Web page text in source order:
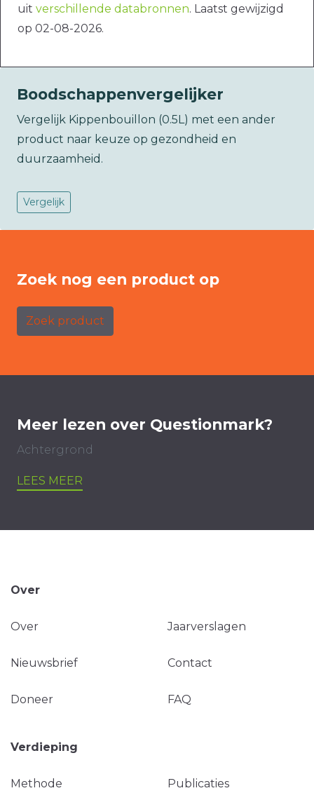
uit verschillende databronnen. Laatst gewijzigd
op 02-08-2026.
Boodschappenvergelijker
Vergelijk Kippenbouillon (0.5L) met een ander
product naar keuze op gezondheid en
duurzaamheid.
Vergelijk
Zoek nog een product op
Zoek product
Meer lezen over Questionmark?
Achtergrond
LEES MEER
Over
Over Jaarverslagen
Nieuwsbrief Contact
Doneer FAQ
Verdieping
Methode Publicaties